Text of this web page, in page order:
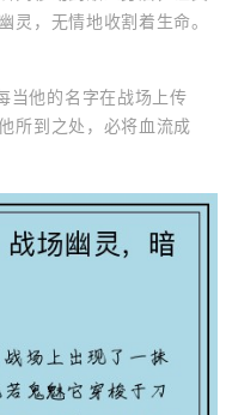
灵，无情地收割着生命。
当他的名字在战场上传
所到之处，必将血流成